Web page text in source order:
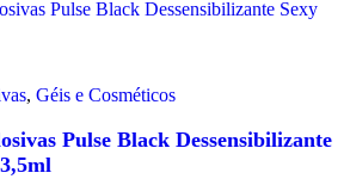
, Géis e Cosméticos
Pulse Black Dessensibilizante